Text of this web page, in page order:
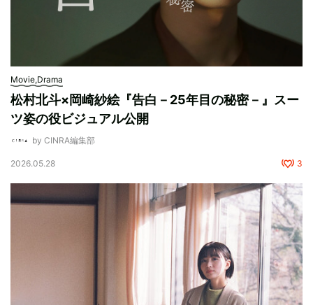
Movie,Drama
松村北斗×岡崎紗絵『告白－25年目の秘密－』スー
ツ姿の役ビジュアル公開
by CINRA編集部
2026.05.28 3